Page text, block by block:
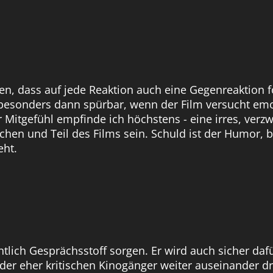
dass auf jede Reaktion auch eine Gegenreaktion
dann spürbar, wenn der Film versucht
empfinde ich höchstens - eine irres,
und Teil des Films sein. Schuld ist der Humor,
Gesprächsstoff sorgen. Er wird auch sicher
eher kritischen Kinogänger weiter auseinander